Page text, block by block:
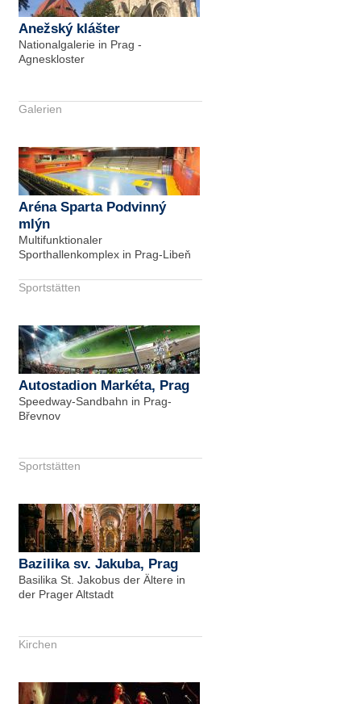
Anežský klášter
Nationalgalerie in Prag -
Agneskloster
Galerien
Aréna Sparta Podvinný
mlýn
Multifunktionaler
Sporthallenkomplex in Prag-Libeň
Sportstätten
Autostadion Markéta, Prag
Speedway-Sandbahn in Prag-
Břevnov
Sportstätten
Bazilika sv. Jakuba, Prag
Basilika St. Jakobus der Ältere in
der Prager Altstadt
Kirchen